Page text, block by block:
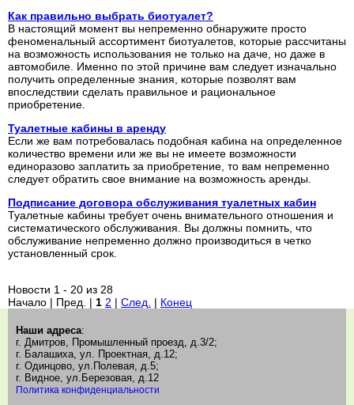
Как правильно выбрать биотуалет?
В настоящий момент вы непременно обнаружите просто
феноменальный ассортимент биотуалетов, которые рассчитаны
на возможность использования не только на даче, но даже в
автомобиле. Именно по этой причине вам следует изначально
получить определенные знания, которые позволят вам
впоследствии сделать правильное и рациональное
приобретение.
Туалетные кабины в аренду
Если же вам потребовалась подобная кабина на определенное
количество времени или же вы не имеете возможности
единоразово заплатить за приобретение, то вам непременно
следует обратить свое внимание на возможность аренды.
Подписание договора обслуживания туалетных кабин
Туалетные кабины требует очень внимательного отношения и
систематического обслуживания. Вы должны помнить, что
обслуживание непременно должно производиться в четко
установленный срок.
Новости 1 - 20 из 28
Начало | Пред. | 1 2 | След. | Конец
Наши адреса:
г. Дмитров, Промышленный проезд, д.3/2;
г. Балашиха, ул. Проектная, д.12;
г. Одинцово, ул.Полевая, д.5;
г. Видное, ул.Березовая, д.12
Политика конфиденциальности